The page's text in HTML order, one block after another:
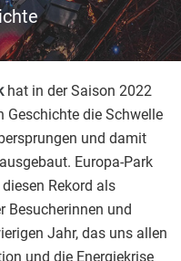
hat in der Saison 2022
Geschichte die Schwelle
und damit
Europa-Park
Rekord als
Besucherinnen und
Jahr, das uns allen
und die Energiekrise